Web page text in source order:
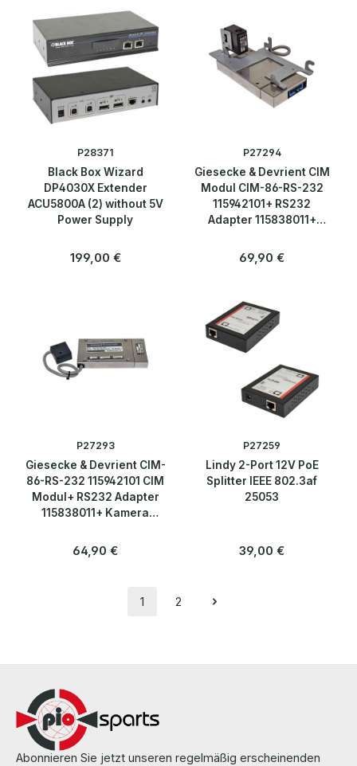
P28371
Black Box Wizard
DP4030X Extender
ACU5800A (2) without 5V
Power Supply
Regulärer Preis:
199,00 €
P27294
Giesecke & Devrient CIM
Modul CIM-86-RS-232
115942101+ RS232
Adapter 115838011+
Montageblech
Regulärer Preis:
69,90 €
P27293
Giesecke & Devrient CIM-
86-RS-232 115942101 CIM
Modul+ RS232 Adapter
115838011+ Kamera
Regulärer Preis:
64,90 €
P27259
Lindy 2-Port 12V PoE
Splitter IEEE 802.3af
25053
Regulärer Preis:
39,00 €
Seite
1
Seite
2
Abonnieren Sie jetzt unseren regelmäßig erscheinenden